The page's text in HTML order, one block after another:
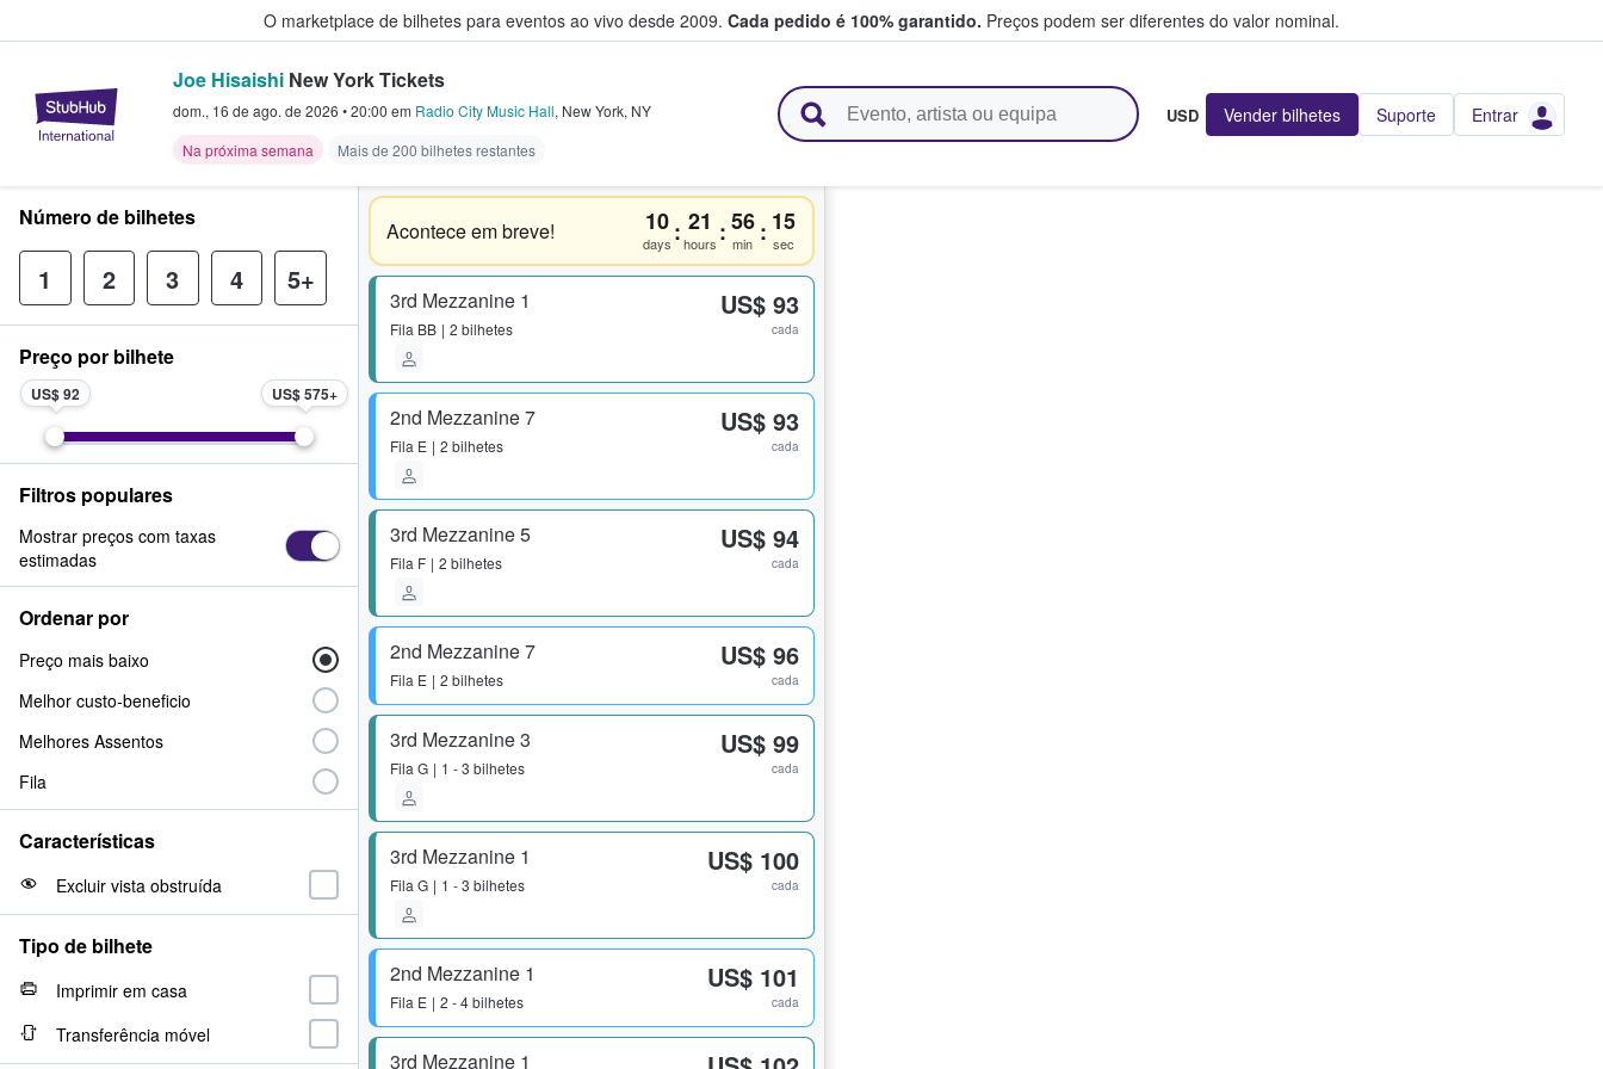
O marketplace de bilhetes para eventos ao vivo desde 2009. Cada pedido é 100% garantido. Preços podem ser diferentes do valor nominal.
StubHub – onde os fãs compram e vendem bilhetes
Joe Hisaishi New York Tickets
dom., 16 de ago. de 2026 •20:00 em Radio City Music Hall, New York, NY
Na próxima semana
Mais de 200 bilhetes restantes
USD Vender bilhetes Suporte Entrar
Acontece em breve! 10
days : 21
hours :56
min : 14
sec
3rd Mezzanine 1
Fila BB 2 bilhetes
US$ 93
cada
2nd Mezzanine 7
Fila E 2 bilhetes
US$ 93
cada
3rd Mezzanine 5
Fila F 2 bilhetes
US$ 94
cada
2nd Mezzanine 7
Fila E 2 bilhetes
US$ 96
cada
3rd Mezzanine 3
Fila G 1 - 3 bilhetes
US$ 99
cada
3rd Mezzanine 1
Fila G 1 - 3 bilhetes
US$ 100
cada
2nd Mezzanine 1
Fila E 2 - 4 bilhetes
US$ 101
cada
3rd Mezzanine 1
Número de bilhetes
1 2 3 4 5+
Preço por bilhete
US$ 92 US$ 575
Filtros populares
Mostrar preços com taxas
estimadas
Ordenar por
Preço mais baixo
Melhor custo-beneficio
Melhores Assentos
Fila
Características
Excluir vista obstruída
Tipo de bilhete
Imprimir em casa
Transferência móvel